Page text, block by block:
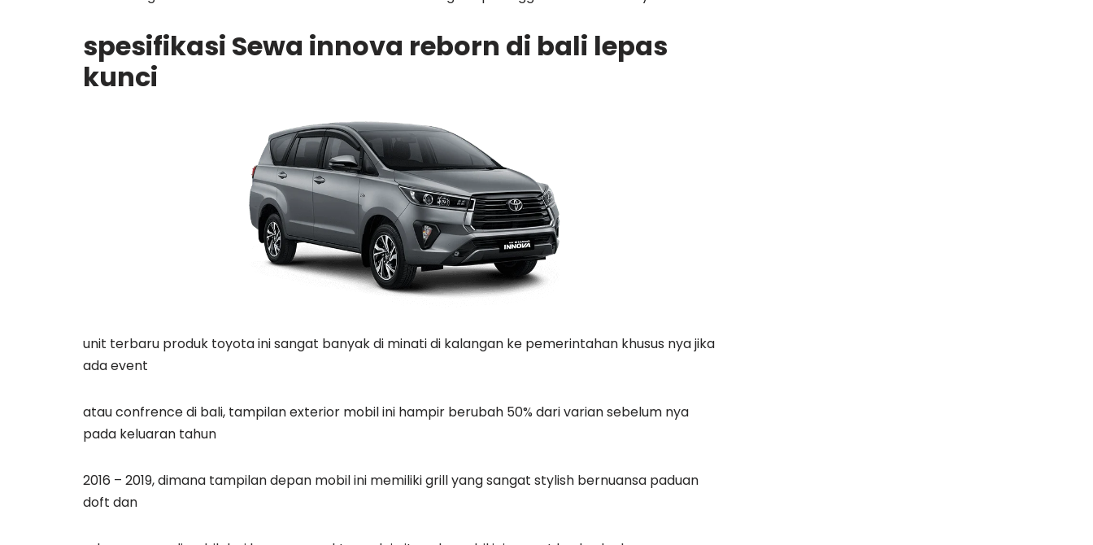
spesifikasi Sewa innova reborn di bali lepas
kunci
unit terbaru produk toyota ini sangat banyak di minati di kalangan ke pemerintahan khusus nya jika
ada event
atau confrence di bali, tampilan exterior mobil ini hampir berubah 50% dari varian sebelum nya
pada keluaran tahun
2016 – 2019, dimana tampilan depan mobil ini memiliki grill yang sangat stylish bernuansa paduan
doft dan